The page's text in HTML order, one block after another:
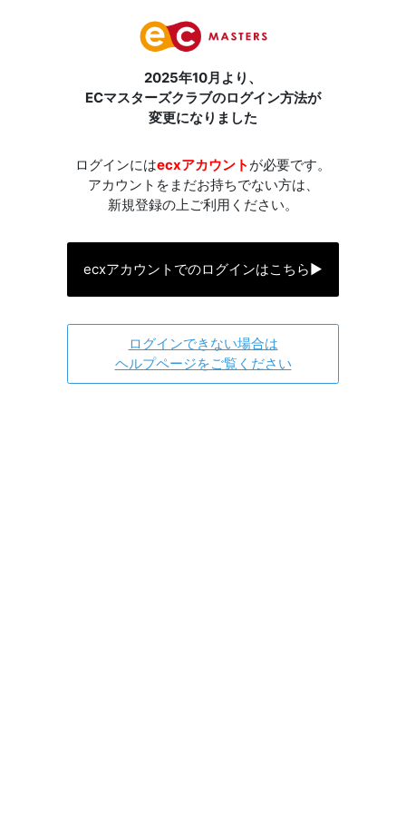
2025年10月より、
ECマスターズクラブのログイン方法が
変更になりました
ログインにはecxアカウント が必要です。
アカウントをまだお持ちでない方は、
新規登録の上ご利用ください。
ecxアカウントでのログインはこちら▶
ログインできない場合は
ヘルプページをご覧ください